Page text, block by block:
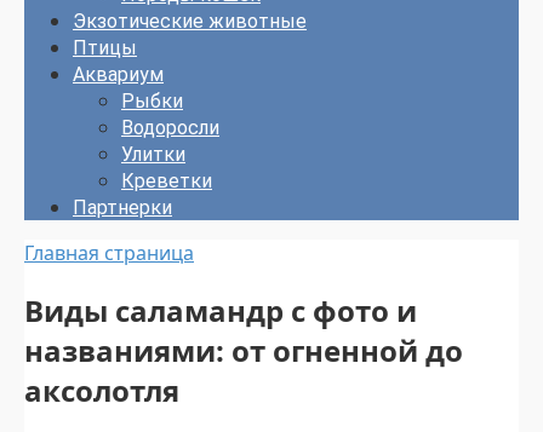
Экзотические животные
Птицы
Аквариум
Рыбки
Водоросли
Улитки
Креветки
Партнерки
Главная страница
Виды саламандр с фото и
названиями: от огненной до
аксолотля